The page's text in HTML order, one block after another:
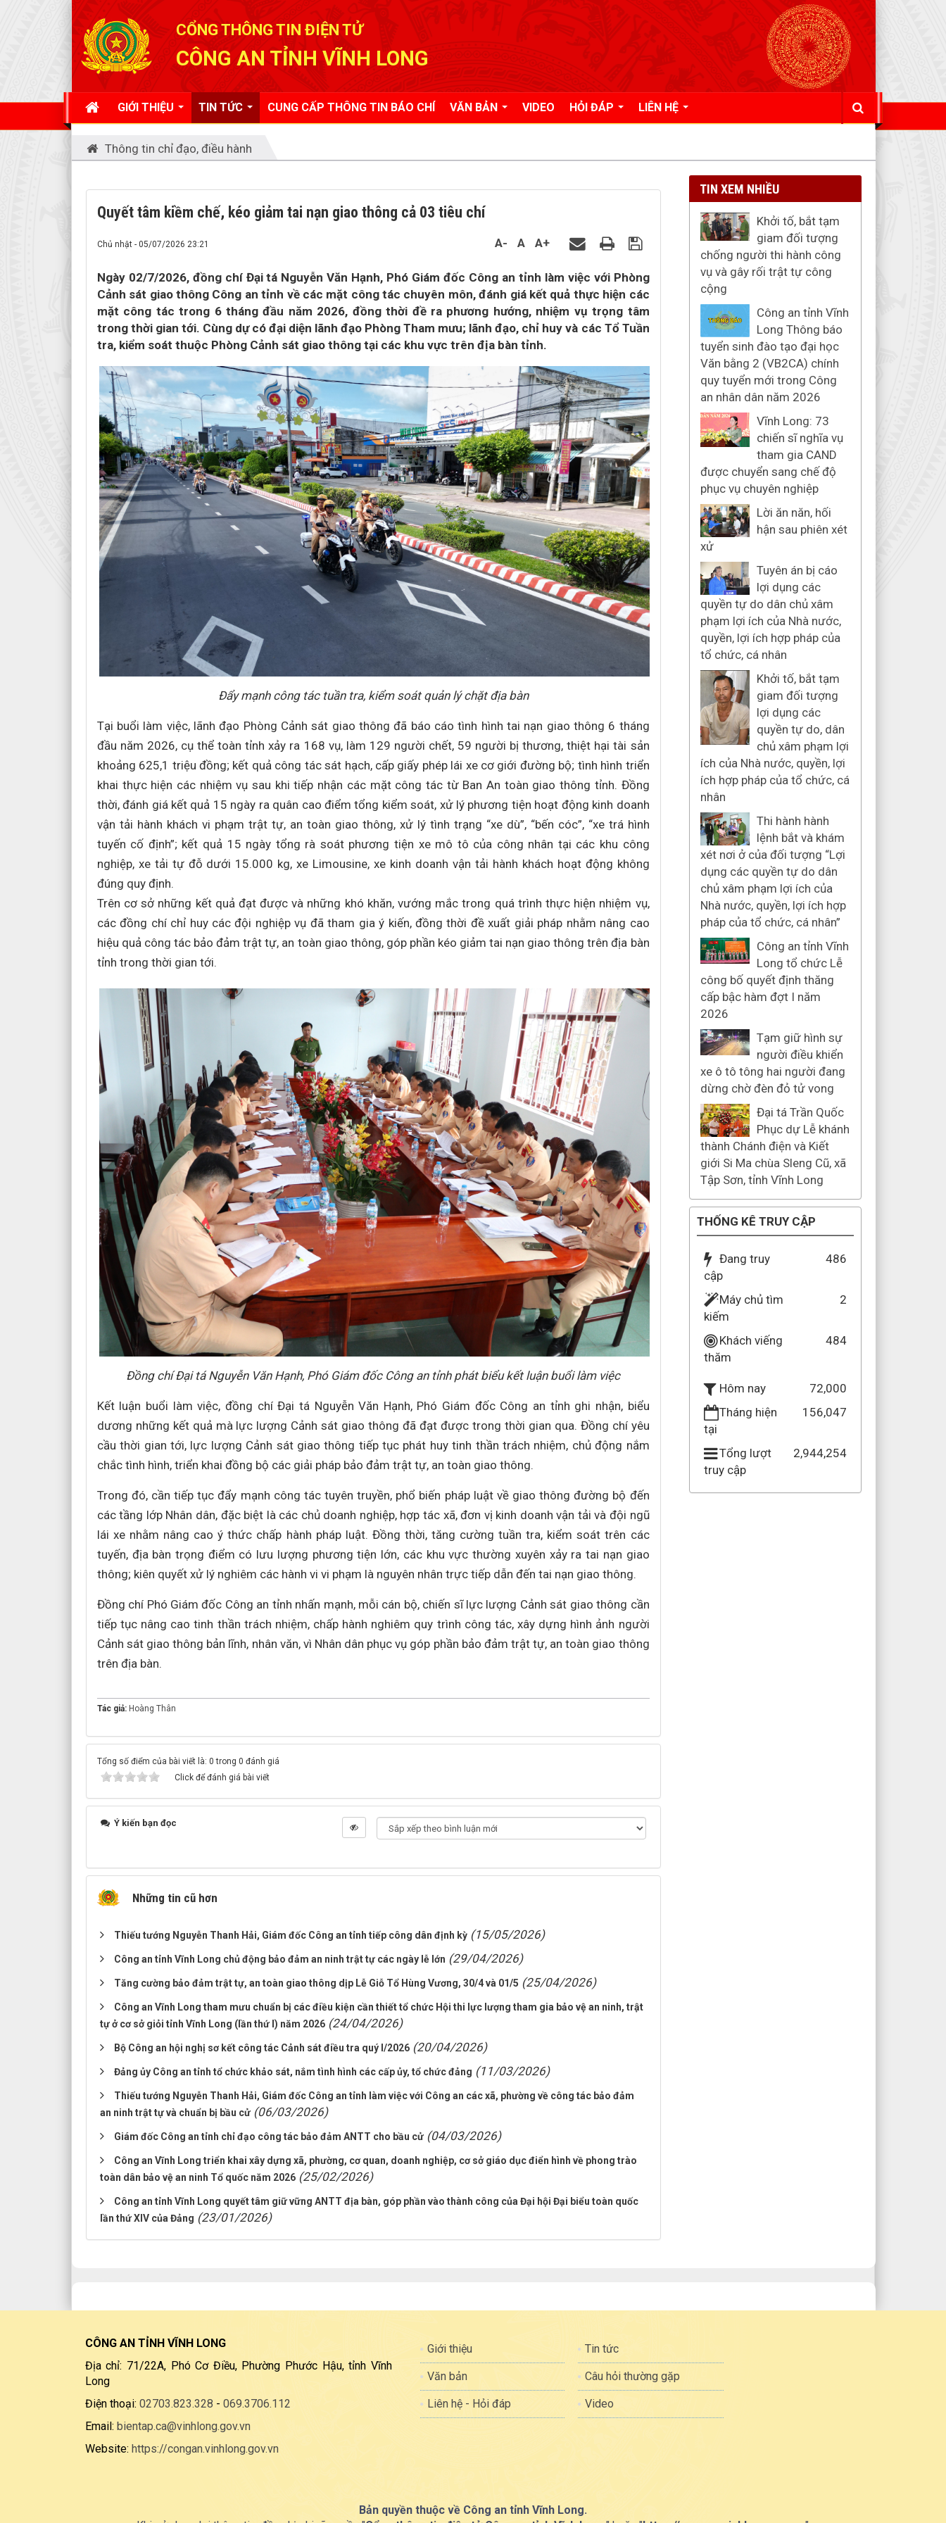
CỔNG THÔNG TIN ĐIỆN TỬ
CÔNG AN TỈNH VĨNH LONG
GIỚI THIỆU TIN TỨC CUNG CẤP THÔNG TIN BÁO CHÍ VĂN BẢN VIDEO HỎI ĐÁP LIÊN HỆ
Thông tin chỉ đạo, điều hành
Quyết tâm kiềm chế, kéo giảm tai nạn giao thông cả 03 tiêu chí
Chủ nhật - 05/07/2026 23:21 A- A A+
Ngày 02/7/2026, đồng chí Đại tá Nguyễn Văn Hạnh, Phó Giám đốc Công an tỉnh làm việc với Phòng
Cảnh sát giao thông Công an tỉnh về các mặt công tác chuyên môn, đánh giá kết quả thực hiện các
mặt công tác trong 6 tháng đầu năm 2026, đồng thời đề ra phương hướng, nhiệm vụ trọng tâm
trong thời gian tới. Cùng dự có đại diện lãnh đạo Phòng Tham mưu; lãnh đạo, chỉ huy và các Tổ Tuần
tra, kiểm soát thuộc Phòng Cảnh sát giao thông tại các khu vực trên địa bàn tỉnh.
Đẩy mạnh công tác tuần tra, kiểm soát quản lý chặt địa bàn
Tại buổi làm việc, lãnh đạo Phòng Cảnh sát giao thông đã báo cáo tình hình tai nạn giao thông 6 tháng
đầu năm 2026, cụ thể toàn tỉnh xảy ra 168 vụ, làm 129 người chết, 59 người bị thương, thiệt hại tài sản
khoảng 625,1 triệu đồng; kết quả công tác sát hạch, cấp giấy phép lái xe cơ giới đường bộ; tình hình triển
khai thực hiện các nhiệm vụ sau khi tiếp nhận các mặt công tác từ Ban An toàn giao thông tỉnh. Đồng
thời, đánh giá kết quả 15 ngày ra quân cao điểm tổng kiểm soát, xử lý phương tiện hoạt động kinh doanh
vận tải hành khách vi phạm trật tự, an toàn giao thông, xử lý tình trạng “xe dù”, “bến cóc”, “xe trá hình
tuyến cố định”; kết quả 15 ngày tổng rà soát phương tiện xe mô tô của công nhân tại các khu công
nghiệp, xe tải tự đỗ dưới 15.000 kg, xe Limousine, xe kinh doanh vận tải hành khách hoạt động không
đúng quy định.
Trên cơ sở những kết quả đạt được và những khó khăn, vướng mắc trong quá trình thực hiện nhiệm vụ,
các đồng chí chỉ huy các đội nghiệp vụ đã tham gia ý kiến, đồng thời đề xuất giải pháp nhằm nâng cao
hiệu quả công tác bảo đảm trật tự, an toàn giao thông, góp phần kéo giảm tai nạn giao thông trên địa bàn
tỉnh trong thời gian tới.
Đồng chí Đại tá Nguyễn Văn Hạnh, Phó Giám đốc Công an tỉnh phát biểu kết luận buổi làm việc
Kết luận buổi làm việc, đồng chí Đại tá Nguyễn Văn Hạnh, Phó Giám đốc Công an tỉnh ghi nhận, biểu
dương những kết quả mà lực lượng Cảnh sát giao thông đã đạt được trong thời gian qua. Đồng chí yêu
cầu thời gian tới, lực lượng Cảnh sát giao thông tiếp tục phát huy tinh thần trách nhiệm, chủ động nắm
chắc tình hình, triển khai đồng bộ các giải pháp bảo đảm trật tự, an toàn giao thông.
Trong đó, cần tiếp tục đẩy mạnh công tác tuyên truyền, phổ biến pháp luật về giao thông đường bộ đến
các tầng lớp Nhân dân, đặc biệt là các chủ doanh nghiệp, hợp tác xã, đơn vị kinh doanh vận tải và đội ngũ
lái xe nhằm nâng cao ý thức chấp hành pháp luật. Đồng thời, tăng cường tuần tra, kiểm soát trên các
tuyến, địa bàn trọng điểm có lưu lượng phương tiện lớn, các khu vực thường xuyên xảy ra tai nạn giao
thông; kiên quyết xử lý nghiêm các hành vi vi phạm là nguyên nhân trực tiếp dẫn đến tai nạn giao thông.
Đồng chí Phó Giám đốc Công an tỉnh nhấn mạnh, mỗi cán bộ, chiến sĩ lực lượng Cảnh sát giao thông cần
tiếp tục nâng cao tinh thần trách nhiệm, chấp hành nghiêm quy trình công tác, xây dựng hình ảnh người
Cảnh sát giao thông bản lĩnh, nhân văn, vì Nhân dân phục vụ góp phần bảo đảm trật tự, an toàn giao thông
trên địa bàn.
Tác giả: Hoàng Thân
Tổng số điểm của bài viết là: 0 trong 0 đánh giá
Click để đánh giá bài viết
Ý kiến bạn đọc
Những tin cũ hơn
Thiếu tướng Nguyễn Thanh Hải, Giám đốc Công an tỉnh tiếp công dân định kỳ (15/05/2026)
Công an tỉnh Vĩnh Long chủ động bảo đảm an ninh trật tự các ngày lễ lớn (29/04/2026)
Tăng cường bảo đảm trật tự, an toàn giao thông dịp Lễ Giỗ Tổ Hùng Vương, 30/4 và 01/5 (25/04/2026)
Công an Vĩnh Long tham mưu chuẩn bị các điều kiện cần thiết tổ chức Hội thi lực lượng tham gia bảo vệ an ninh, trật
tự ở cơ sở giỏi tỉnh Vĩnh Long (lần thứ I) năm 2026 (24/04/2026)
Bộ Công an hội nghị sơ kết công tác Cảnh sát điều tra quý I/2026 (20/04/2026)
Đảng ủy Công an tỉnh tổ chức khảo sát, nắm tình hình các cấp ủy, tổ chức đảng (11/03/2026)
Thiếu tướng Nguyễn Thanh Hải, Giám đốc Công an tỉnh làm việc với Công an các xã, phường về công tác bảo đảm
an ninh trật tự và chuẩn bị bầu cử (06/03/2026)
Giám đốc Công an tỉnh chỉ đạo công tác bảo đảm ANTT cho bầu cử (04/03/2026)
Công an Vĩnh Long triển khai xây dựng xã, phường, cơ quan, doanh nghiệp, cơ sở giáo dục điển hình về phong trào
toàn dân bảo vệ an ninh Tổ quốc năm 2026 (25/02/2026)
Công an tỉnh Vĩnh Long quyết tâm giữ vững ANTT địa bàn, góp phần vào thành công của Đại hội Đại biểu toàn quốc
lần thứ XIV của Đảng (23/01/2026)
TIN XEM NHIỀU
Khởi tố, bắt tạm
giam đối tượng
chống người thi hành công
vụ và gây rối trật tự công
cộng
Công an tỉnh Vĩnh
Long Thông báo
tuyển sinh đào tạo đại học
Văn bằng 2 (VB2CA) chính
quy tuyển mới trong Công
an nhân dân năm 2026
Vĩnh Long: 73
chiến sĩ nghĩa vụ
tham gia CAND
được chuyển sang chế độ
phục vụ chuyên nghiệp
Lời ăn năn, hối
hận sau phiên xét
xử
Tuyên án bị cáo
lợi dụng các
quyền tự do dân chủ xâm
phạm lợi ích của Nhà nước,
quyền, lợi ích hợp pháp của
tổ chức, cá nhân
Khởi tố, bắt tạm
giam đối tượng
lợi dụng các
quyền tự do, dân
chủ xâm phạm lợi
ích của Nhà nước, quyền, lợi
ích hợp pháp của tổ chức, cá
nhân
Thi hành hành
lệnh bắt và khám
xét nơi ở của đối tượng “Lợi
dụng các quyền tự do dân
chủ xâm phạm lợi ích của
Nhà nước, quyền, lợi ích hợp
pháp của tổ chức, cá nhân”
Công an tỉnh Vĩnh
Long tổ chức Lễ
công bố quyết định thăng
cấp bậc hàm đợt I năm
2026
Tạm giữ hình sự
người điều khiển
xe ô tô tông hai người đang
dừng chờ đèn đỏ tử vong
Đại tá Trần Quốc
Phục dự Lễ khánh
thành Chánh điện và Kiết
giới Si Ma chùa Sleng Cũ, xã
Tập Sơn, tỉnh Vĩnh Long
THỐNG KÊ TRUY CẬP
Đang truy
cập
486
Máy chủ tìm
kiếm
2
Khách viếng
thăm
484
Hôm nay
72,000
Tháng hiện
tại
156,047
Tổng lượt
truy cập
2,944,254
CÔNG AN TỈNH VĨNH LONG
Địa chỉ: 71/22A, Phó Cơ Điều, Phường Phước Hậu, tỉnh Vĩnh
Long
Điện thoại: 02703.823.328 - 069.3706.112
Email: bientap.ca@vinhlong.gov.vn
Website: https://congan.vinhlong.gov.vn
Giới thiệu Tin tức
Văn bản Câu hỏi thường gặp
Liên hệ - Hỏi đáp Video
Bản quyền thuộc về Công an tỉnh Vĩnh Long.